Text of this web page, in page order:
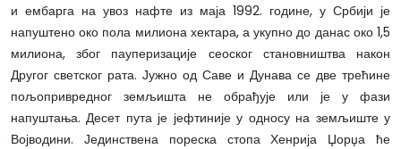
и ембарга на увоз нафте из маја 1992. године, у Србији је
напуштено око пола милиона хектара, а укупно до данас око 1,5
милиона, због пауперизације сеоског становништва након
Другог светског рата. Јужно од Саве и Дунава се две трећине
пољопривредног земљишта не обрађује или је у фази
напуштања. Десет пута је јефтиније у односу на земљиште у
Војводини. Јединствена пореска стопа Хенрија Џорџа ће